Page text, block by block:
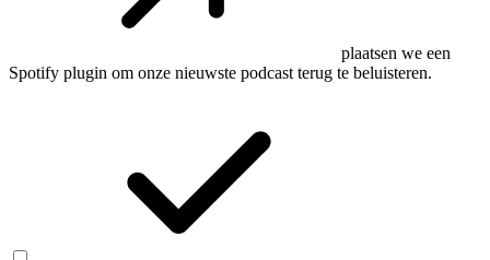
plaatsen we een
Spotify plugin om onze nieuwste podcast terug te beluisteren.